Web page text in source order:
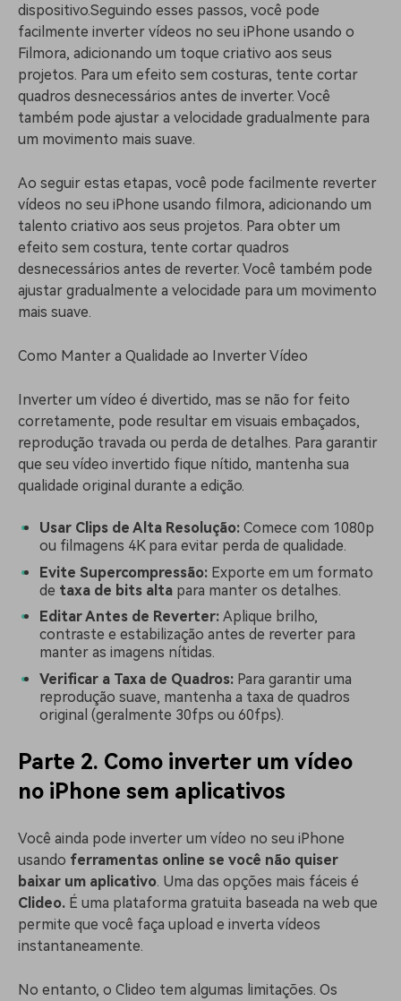
dispositivo.Seguindo esses passos, você pode
facilmente inverter vídeos no seu iPhone usando o
Filmora, adicionando um toque criativo aos seus
projetos. Para um efeito sem costuras, tente cortar
quadros desnecessários antes de inverter. Você
também pode ajustar a velocidade gradualmente para
um movimento mais suave.
Ao seguir estas etapas, você pode facilmente reverter
vídeos no seu iPhone usando filmora, adicionando um
talento criativo aos seus projetos. Para obter um
efeito sem costura, tente cortar quadros
desnecessários antes de reverter. Você também pode
ajustar gradualmente a velocidade para um movimento
mais suave.
Como Manter a Qualidade ao Inverter Vídeo
Inverter um vídeo é divertido, mas se não for feito
corretamente, pode resultar em visuais embaçados,
reprodução travada ou perda de detalhes. Para garantir
que seu vídeo invertido fique nítido, mantenha sua
qualidade original durante a edição.
Usar Clips de Alta Resolução: Comece com 1080p
ou filmagens 4K para evitar perda de qualidade.
Evite Supercompressão: Exporte em um formato
de taxa de bits alta para manter os detalhes.
Editar Antes de Reverter: Aplique brilho,
contraste e estabilização antes de reverter para
manter as imagens nítidas.
Verificar a Taxa de Quadros: Para garantir uma
reprodução suave, mantenha a taxa de quadros
original (geralmente 30fps ou 60fps).
Parte 2. Como inverter um vídeo
no iPhone sem aplicativos
Você ainda pode inverter um vídeo no seu iPhone
usando ferramentas online se você não quiser
baixar um aplicativo. Uma das opções mais fáceis é
Clideo. É uma plataforma gratuita baseada na web que
permite que você faça upload e inverta vídeos
instantaneamente.
No entanto, o Clideo tem algumas limitações. Os